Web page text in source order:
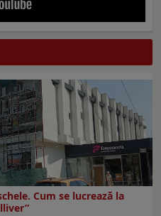
Cum se lucrează la